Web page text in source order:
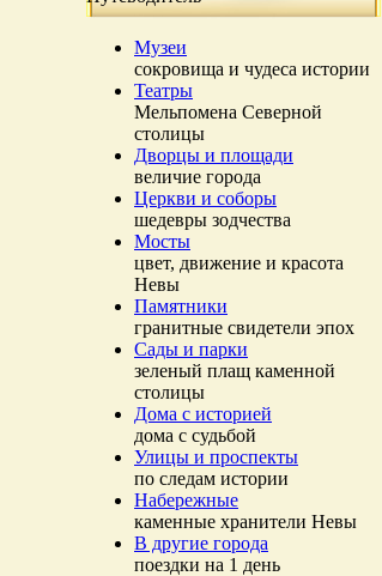
Музеи
сокровища и чудеса истории
Театры
Мельпомена Северной
столицы
Дворцы и площади
величие города
Церкви и соборы
шедевры зодчества
Мосты
цвет, движение и красота
Невы
Памятники
гранитные свидетели эпох
Сады и парки
зеленый плащ каменной
столицы
Дома с историей
дома с судьбой
Улицы и проспекты
по следам истории
Набережные
каменные хранители Невы
В другие города
поездки на 1 день